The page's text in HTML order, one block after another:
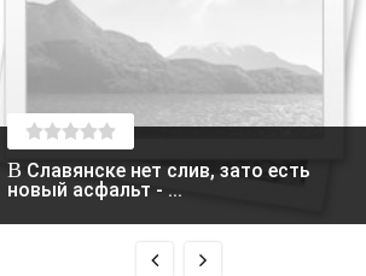
В Славянске нет слив, зато есть
новый асфальт - ...